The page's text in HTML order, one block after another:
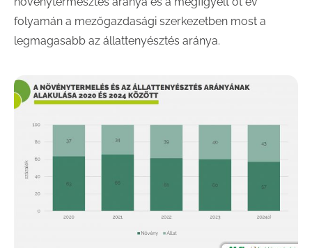
folyamán a mezőgazdasági szerkezetben most a
legmagasabb az állattenyésztés aránya.